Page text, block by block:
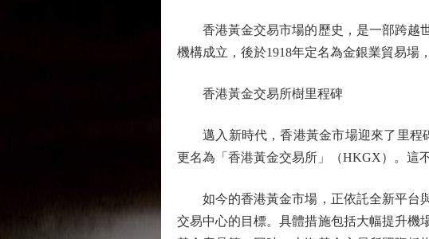
香港黃金交易市場的歷史，是一部跨越世
機構成立，後於1918年定名為金銀業貿易場
香港黃金交易所樹里程碑
邁入新時代，香港黃金市場迎來了里程碑
更名為「香港黃金交易所」（HKGX）。這
如今的香港黃金市場，正依託全新平台與
交易中心的目標。具體措施包括大幅提升機